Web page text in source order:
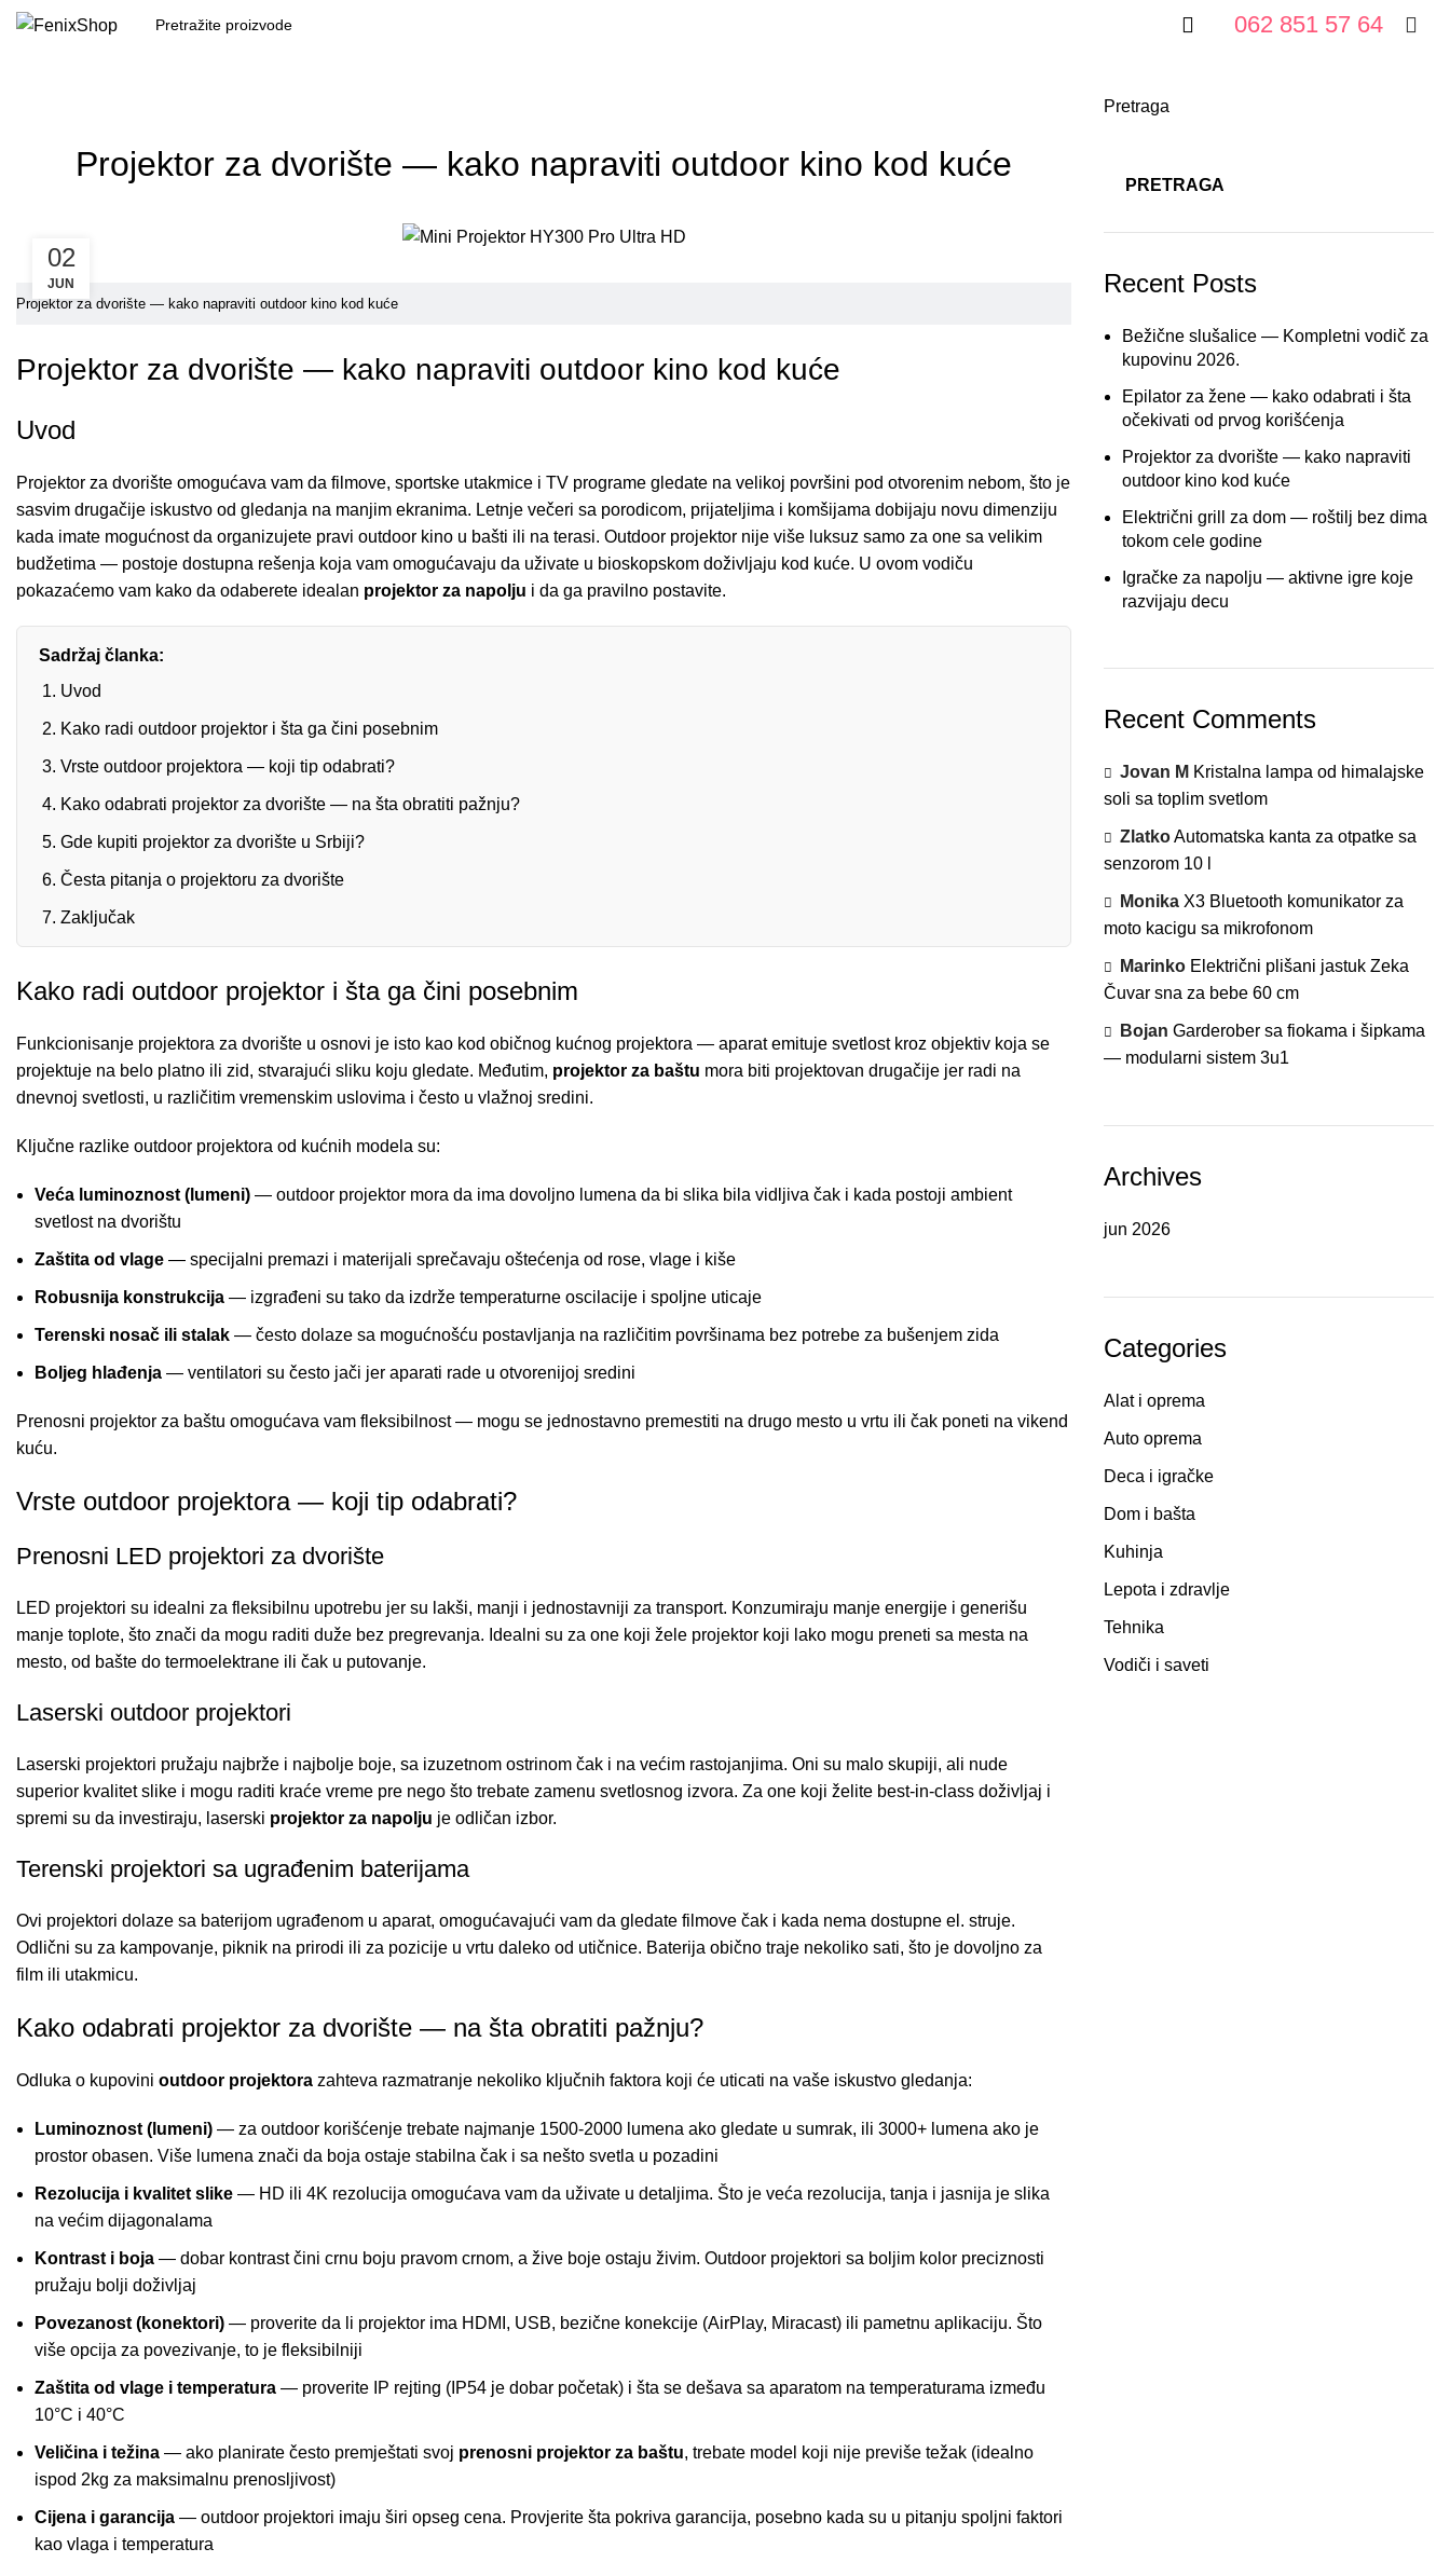
062 851 57 64
Projektor za dvorište — kako napraviti outdoor kino kod kuće
02
JUN
Projektor za dvorište — kako napraviti outdoor kino kod kuće
Projektor za dvorište — kako napraviti outdoor kino kod kuće
Uvod
Projektor za dvorište omogućava vam da filmove, sportske utakmice i TV programe gledate na velikoj površini pod otvorenim nebom, što je
sasvim drugačije iskustvo od gledanja na manjim ekranima. Letnje večeri sa porodicom, prijateljima i komšijama dobijaju novu dimenziju
kada imate mogućnost da organizujete pravi outdoor kino u bašti ili na terasi. Outdoor projektor nije više luksuz samo za one sa velikim
budžetima — postoje dostupna rešenja koja vam omogućavaju da uživate u bioskopskom doživljaju kod kuće. U ovom vodiču
pokazaćemo vam kako da odaberete idealan projektor za napolju i da ga pravilno postavite.
Sadržaj članka:
Uvod
Kako radi outdoor projektor i šta ga čini posebnim
Vrste outdoor projektora — koji tip odabrati?
Kako odabrati projektor za dvorište — na šta obratiti pažnju?
Gde kupiti projektor za dvorište u Srbiji?
Česta pitanja o projektoru za dvorište
Zaključak
Kako radi outdoor projektor i šta ga čini posebnim
Funkcionisanje projektora za dvorište u osnovi je isto kao kod običnog kućnog projektora — aparat emituje svetlost kroz objektiv koja se
projektuje na belo platno ili zid, stvarajući sliku koju gledate. Međutim, projektor za baštu mora biti projektovan drugačije jer radi na
dnevnoj svetlosti, u različitim vremenskim uslovima i često u vlažnoj sredini.
Ključne razlike outdoor projektora od kućnih modela su:
Veća luminoznost (lumeni) — outdoor projektor mora da ima dovoljno lumena da bi slika bila vidljiva čak i kada postoji ambient
svetlost na dvorištu
Zaštita od vlage — specijalni premazi i materijali sprečavaju oštećenja od rose, vlage i kiše
Robusnija konstrukcija — izgrađeni su tako da izdrže temperaturne oscilacije i spoljne uticaje
Terenski nosač ili stalak — često dolaze sa mogućnošću postavljanja na različitim površinama bez potrebe za bušenjem zida
Boljeg hlađenja — ventilatori su često jači jer aparati rade u otvorenijoj sredini
Prenosni projektor za baštu omogućava vam fleksibilnost — mogu se jednostavno premestiti na drugo mesto u vrtu ili čak poneti na vikend
kuću.
Vrste outdoor projektora — koji tip odabrati?
Prenosni LED projektori za dvorište
LED projektori su idealni za fleksibilnu upotrebu jer su lakši, manji i jednostavniji za transport. Konzumiraju manje energije i generišu
manje toplote, što znači da mogu raditi duže bez pregrevanja. Idealni su za one koji žele projektor koji lako mogu preneti sa mesta na
mesto, od bašte do termoelektrane ili čak u putovanje.
Laserski outdoor projektori
Laserski projektori pružaju najbrže i najbolje boje, sa izuzetnom ostrinom čak i na većim rastojanjima. Oni su malo skupiji, ali nude
superior kvalitet slike i mogu raditi kraće vreme pre nego što trebate zamenu svetlosnog izvora. Za one koji želite best-in-class doživljaj i
spremi su da investiraju, laserski projektor za napolju je odličan izbor.
Terenski projektori sa ugrađenim baterijama
Ovi projektori dolaze sa baterijom ugrađenom u aparat, omogućavajući vam da gledate filmove čak i kada nema dostupne el. struje.
Odlični su za kampovanje, piknik na prirodi ili za pozicije u vrtu daleko od utičnice. Baterija obično traje nekoliko sati, što je dovoljno za
film ili utakmicu.
Kako odabrati projektor za dvorište — na šta obratiti pažnju?
Odluka o kupovini outdoor projektora zahteva razmatranje nekoliko ključnih faktora koji će uticati na vaše iskustvo gledanja:
Luminoznost (lumeni) — za outdoor korišćenje trebate najmanje 1500-2000 lumena ako gledate u sumrak, ili 3000+ lumena ako je
prostor obasen. Više lumena znači da boja ostaje stabilna čak i sa nešto svetla u pozadini
Rezolucija i kvalitet slike — HD ili 4K rezolucija omogućava vam da uživate u detaljima. Što je veća rezolucija, tanja i jasnija je slika
na većim dijagonalama
Kontrast i boja — dobar kontrast čini crnu boju pravom crnom, a žive boje ostaju živim. Outdoor projektori sa boljim kolor preciznosti
pružaju bolji doživljaj
Povezanost (konektori) — proverite da li projektor ima HDMI, USB, bezične konekcije (AirPlay, Miracast) ili pametnu aplikaciju. Što
više opcija za povezivanje, to je fleksibilniji
Zaštita od vlage i temperatura — proverite IP rejting (IP54 je dobar početak) i šta se dešava sa aparatom na temperaturama između
10°C i 40°C
Veličina i težina — ako planirate često premještati svoj prenosni projektor za baštu, trebate model koji nije previše težak (idealno
ispod 2kg za maksimalnu prenosljivost)
Cijena i garancija — outdoor projektori imaju širi opseg cena. Provjerite šta pokriva garancija, posebno kada su u pitanju spoljni faktori
kao vlaga i temperatura
Pretraga
PRETRAGA
Recent Posts
Bežične slušalice — Kompletni vodič za
kupovinu 2026.
Epilator za žene — kako odabrati i šta
očekivati od prvog korišćenja
Projektor za dvorište — kako napraviti
outdoor kino kod kuće
Električni grill za dom — roštilj bez dima
tokom cele godine
Igračke za napolju — aktivne igre koje
razvijaju decu
Recent Comments
Jovan M Kristalna lampa od himalajske
soli sa toplim svetlom
ZlatkoAutomatska kanta za otpatke sa
senzorom 10 l
Monika X3 Bluetooth komunikator za
moto kacigu sa mikrofonom
Marinko Električni plišani jastuk Zeka
Čuvar sna za bebe 60 cm
Bojan Garderober sa fiokama i šipkama
— modularni sistem 3u1
Archives
jun 2026
Categories
Alat i oprema
Auto oprema
Deca i igračke
Dom i bašta
Kuhinja
Lepota i zdravlje
Tehnika
Vodiči i saveti